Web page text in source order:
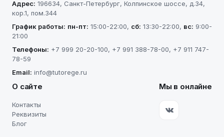
Адрес: 196634, Санкт-Петербург, Колпинское шоссе, д.34,
кор.1, пом.344
График работы: пн-пт: 15:00-22:00, сб: 13:30-22:00, вс: 9:00-
21:00
Телефоны: +7 999 20-20-100, +7 991 388-78-00, +7 911 747-
78-59
Email: info@tutorege.ru
О сайте
Контакты
Реквизиты
Блог
Мы в онлайне